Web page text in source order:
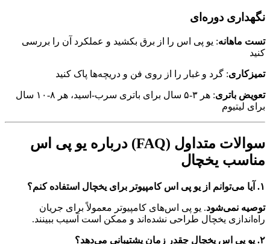
دوره‌ای
ماهانه: یو پی اس را از برق بکشید و عملکرد آن را بررسی
: گرد و غبار را از روی فن و دریچه‌ها پاک کنید
باتری
: هر ۳-۵ سال برای باتری سرب-اسید، هر ۸-۱۰ سال
لیتیوم
سوالات متداول (FAQ) درباره یو پی اس
یخچال
نمی‌شود. یو پی اس‌های کامپیوتر معمولاً برای جریان
یخچال طراحی نشده‌اند و ممکن است آسیب ببینند.